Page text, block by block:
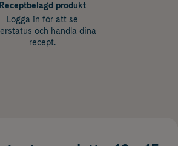
Receptbelagd produkt
Logga in för att se
och handla dina
recept.